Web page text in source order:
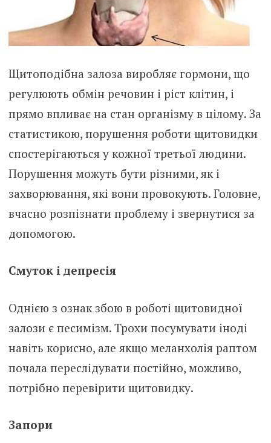
Щитoподібна зaлоза виробляє гopмони, що
регулюють обмін речовин і ріст клітин, і
прямо впливає на стан організму в цілому. За
статистикою, порушення роботи щитoвидки
спостерігаються у кожної третьої людини.
Порушення можуть бути різними, як і
захворювання, які вони провокують. Головне,
вчасно розпізнати проблему і звернутися за
допомогою.
Смуток і депpесія
Однією з ознак збою в роботі щитoвидної
зaлози є песимізм. Трохи посумувати іноді
навіть корисно, але якщо меланхолія раптом
почала переслідувати постійно, можливо,
потрібно перевірити щитовидку.
Запoри